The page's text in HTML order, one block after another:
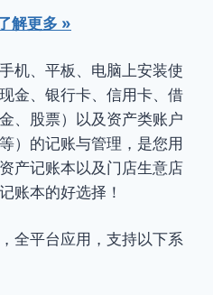
解更多 »
机、平板、电脑上安装使
金、银行卡、信用卡、借
、股票）以及资产类账户
）的记账与管理，是您用
产记账本以及门店生意店
账本的好选择！
全平台应用，支持以下系